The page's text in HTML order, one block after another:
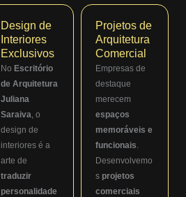
Design de
Interiores
Exclusivos
No Escritório
de Arquitetura
Juliana
Saraiva , o
design de
interiores é a
arte de
traduzir
personalidade
Projetos de
Arquitetura
Comercial
Empresas de
destaque
merecem
espaços
memoráveis e
funcionais
Desenvolvemo
s projetos
comerciais